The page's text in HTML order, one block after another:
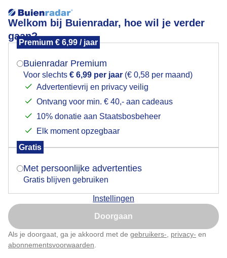
Welkom bij Buienradar, hoe wil je verder
gaan?
Premium € 6,99 / jaar
Buienradar Premium
Voor slechts € 6,99 per jaar (€ 0,58 per maand)
Advertentievrij en privacy veilig
Ontvang voor min. € 40,- aan cadeaus
10% donatie aan Staatsbosbeheer
Elk moment opzegbaar
Gratis
Met persoonlijke advertenties
Gratis blijven gebruiken
Instellingen
Doorgaan
Als je doorgaat, ga je akkoord met de gebruikers- privacy- en
abonnementsvoorwaarden
De zon prikt door het wolkendek rond 8.00 uur
vanochtend. Veel wind langs de Oosterschelde.
Colijnsplaat (Zeeland)
Door: Vivian Kramer
Mogen we je locatie gebruiken voor het
Indien je hier nog geen akkoord op hebt gegeven,
verschijnt er zo een pop-up uit je browser waarin
Is goed, toon de popup
Nu niet, misschien later
Klik hierom dit aan te passen